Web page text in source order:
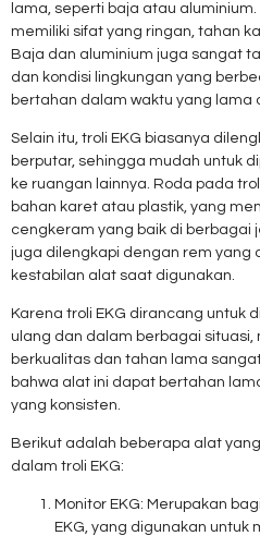
lama, seperti baja atau
memiliki sifat yang ringan, tahan
Baja dan aluminium juga sangat
dan kondisi lingkungan yang
bertahan dalam waktu yang lama
Selain itu, troli EKG biasanya
berputar, sehingga mudah untuk
ke ruangan lainnya. Roda pada
bahan karet atau plastik, yang
cengkeram yang baik di berbagai
juga dilengkapi dengan rem yang
kestabilan alat saat digunakan.
Karena troli EKG dirancang untuk
ulang dan dalam berbagai situasi,
berkualitas dan tahan lama
bahwa alat ini dapat bertahan
yang konsisten.
Berikut adalah beberapa alat
dalam troli EKG:
Monitor EKG: Merupakan
EKG, yang digunakan untuk